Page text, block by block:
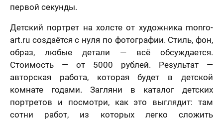
первой секунды.
Детский портрет на холсте от художника monro-
art.ru создаётся с нуля по фотографии. Стиль, фон,
образ, любые детали — всё обсуждается.
Стоимость — от 5000 рублей. Результат —
авторская работа, которая будет в детской
комнате годами. Загляни в каталог детских
портретов и посмотри, как это выглядит: там
сотни работ, из которых легко сложить